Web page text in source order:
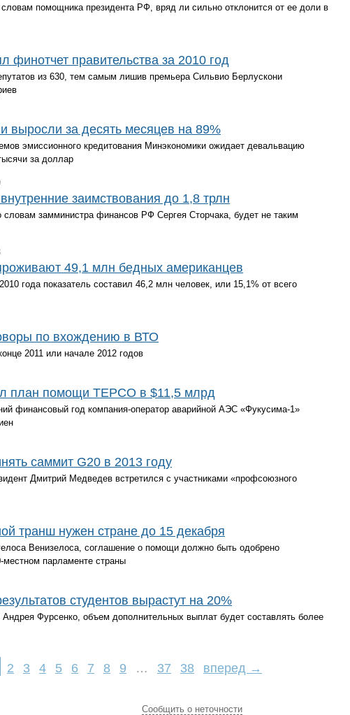
помощника президента РФ, вряд ли сильно отклонится от ее доли в
финотчет правительства за 2010 год
из 630, тем самым лишив премьера Сильвио Берлускони
выросли за десять месяцев на 89%
эмиссионного кредитования Минэкономики ожидает девальвацию
за доллар
заимствования до 1,8 трлн
замминистра финансов РФ Сергея Сторчака, будет не таким
49,1 млн бедных американцев
года показатель составил 46,2 млн человек, или 15,1% от всего
по вхождению в ВТО
2011 или начале 2012 годов
план помощи ТЕРСО в $11,5 млрд
финансовый год компания-оператор аварийной АЭС «Фукусима-1»
саммит G20 в 2013 году
Дмитрий Медведев встретился с участниками «профсоюзного
транш нужен стране до 15 декабря
Венизелоса, соглашение о помощи должно быть одобрено
парламенте страны
студентов вырастут на 20%
Фурсенко, объем дополнительных выплат будет составлять более
2 3 4 5 6 7 8 9 … 37 38 вперед →
Cообщить о неточности